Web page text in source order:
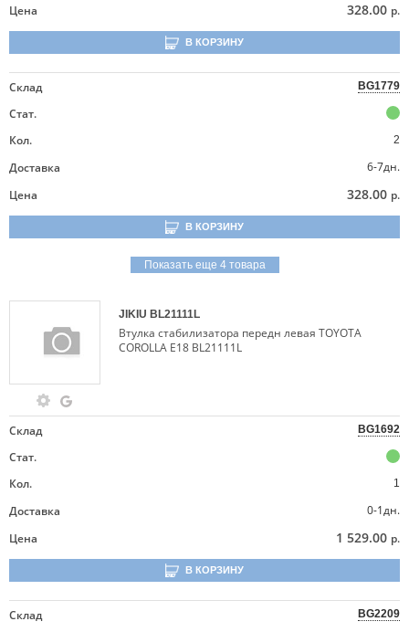
Цена
328.00 р.
В КОРЗИНУ
Склад BG1779
Стат.
Кол.
2
Доставка
6-7дн.
Цена
328.00 р.
В КОРЗИНУ
Показать еще 4 товара
JIKIU BL21111L
Втулка стабилизатора передн левая TOYOTA
COROLLA E18 BL21111L
Склад BG1692
Стат.
Кол.
1
Доставка
0-1дн.
Цена
1 529.00 р.
В КОРЗИНУ
Склад BG2209